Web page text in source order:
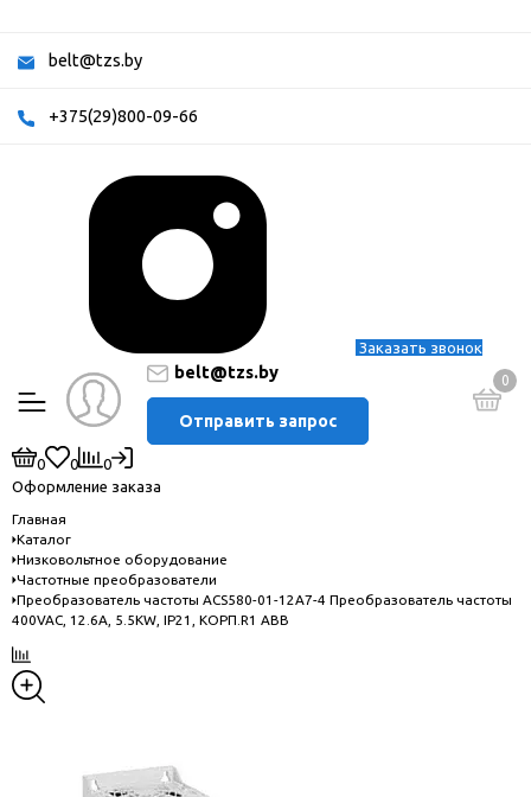
belt@tzs.by
+375(29)800-09-66
Заказать звонок
belt@tzs.by
Отправить запрос
0
0 0
0
Оформление заказа
Главная
Каталог
Низковольтное оборудование
Частотные преобразователи
Преобразователь частоты ACS580-01-12A7-4 Преобразователь частоты
400VAC, 12.6A, 5.5KW, IP21, КОРП.R1 ABB